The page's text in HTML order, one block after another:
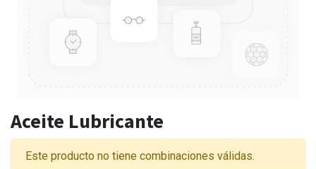
Aceite Lubricante
Este producto no tiene combinaciones válidas.